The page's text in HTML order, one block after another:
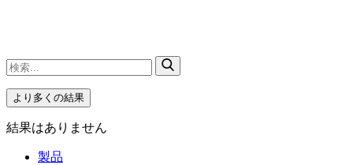
より多くの結果
結果はありません
製品